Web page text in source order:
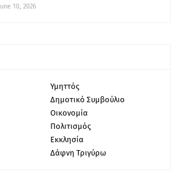
June 10, 2026
Υμηττός
Δημοτικό Συμβούλιο
Οικονομία
Πολιτισμός
Εκκλησία
Δάφνη Τριγύρω